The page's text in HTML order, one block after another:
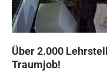
Über 2.000
Traumjob!